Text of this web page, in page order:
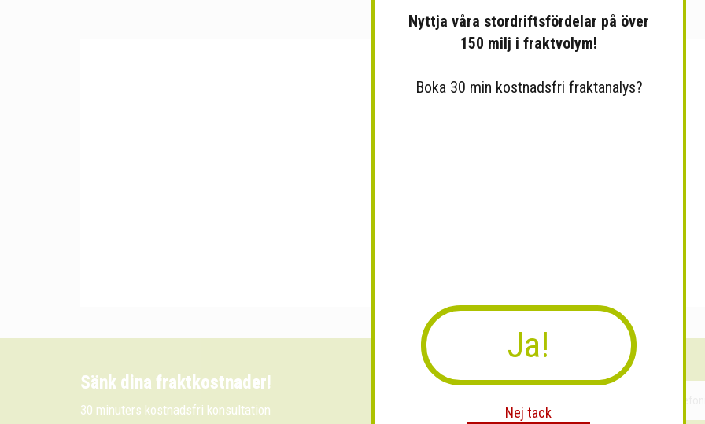
Sänk dina fraktkostnader!
30 minuters kostnadsfri konsultation
Nyttja våra stordriftsfördelar på över
150 milj i fraktvolym!
Boka 30 min kostnadsfri fraktanalys?
Ja!
Nej tack